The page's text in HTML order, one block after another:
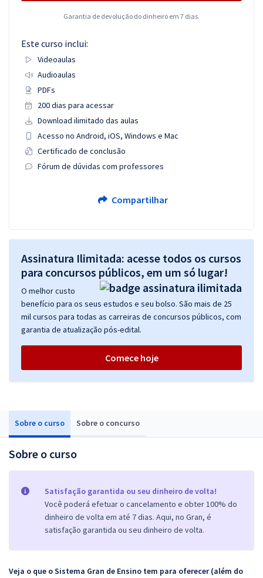
Sobre o curso Sobre o concurso
Sobre o curso
Satisfação garantida ou seu dinheiro de volta!
Você poderá efetuar o cancelamento e obter 100% do
dinheiro de volta em até 7 dias. Aqui, no Gran, é
satisfação garantida ou seu dinheiro de volta.
Veja o que o Sistema Gran de Ensino tem para oferecer (além do
Garantia de devolução do dinheiro em 7 dias.
Este curso inclui:
Videoaulas
Audioaulas
PDFs
200 dias para acessar
Download ilimitado das aulas
Acesso no Android, iOS, Windows e Mac
Certificado de conclusão
Fórum de dúvidas com professores
Compartilhar
Assinatura Ilimitada: acesse todos os cursos
para concursos públicos, em um só lugar!
O melhor custo
benefício para os seus estudos e seu bolso. São mais de 25
mil cursos para todas as carreiras de concursos públicos, com
garantia de atualização pós-edital.
Comece hoje